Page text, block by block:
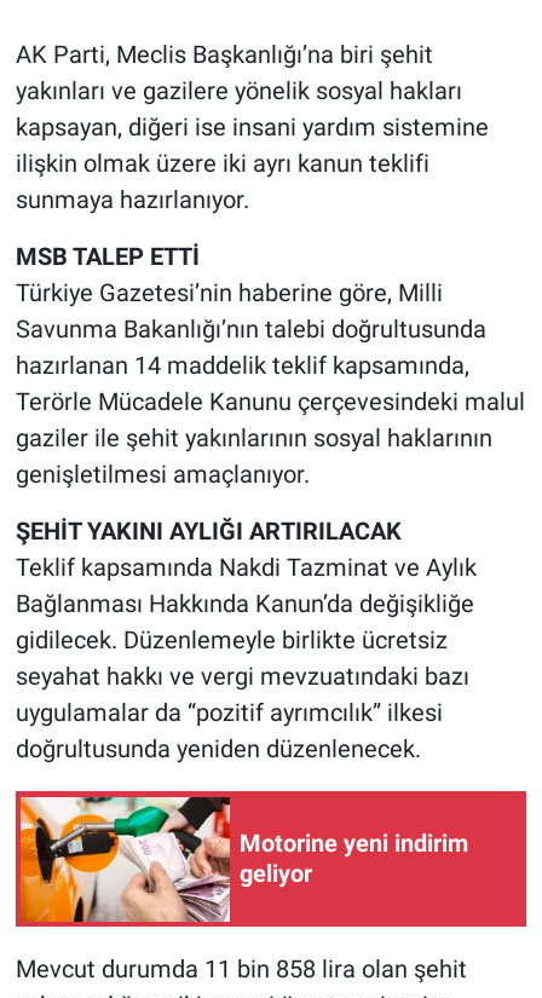
AK Parti, Meclis Başkanlığı’na biri şehit
yakınları ve gazilere yönelik sosyal hakları
kapsayan, diğeri ise insani yardım sistemine
ilişkin olmak üzere iki ayrı kanun teklifi
sunmaya hazırlanıyor.
MSB TALEP ETTİ
Türkiye Gazetesi’nin haberine göre, Milli
Savunma Bakanlığı’nın talebi doğrultusunda
hazırlanan 14 maddelik teklif kapsamında,
Terörle Mücadele Kanunu çerçevesindeki malul
gaziler ile şehit yakınlarının sosyal haklarının
genişletilmesi amaçlanıyor.
ŞEHİT YAKINI AYLIĞI ARTIRILACAK
Teklif kapsamında Nakdi Tazminat ve Aylık
Bağlanması Hakkında Kanun’da değişikliğe
gidilecek. Düzenlemeyle birlikte ücretsiz
seyahat hakkı ve vergi mevzuatındaki bazı
uygulamalar da “pozitif ayrımcılık” ilkesi
doğrultusunda yeniden düzenlenecek.
Motorine yeni indirim
geliyor
Mevcut durumda 11 bin 858 lira olan şehit